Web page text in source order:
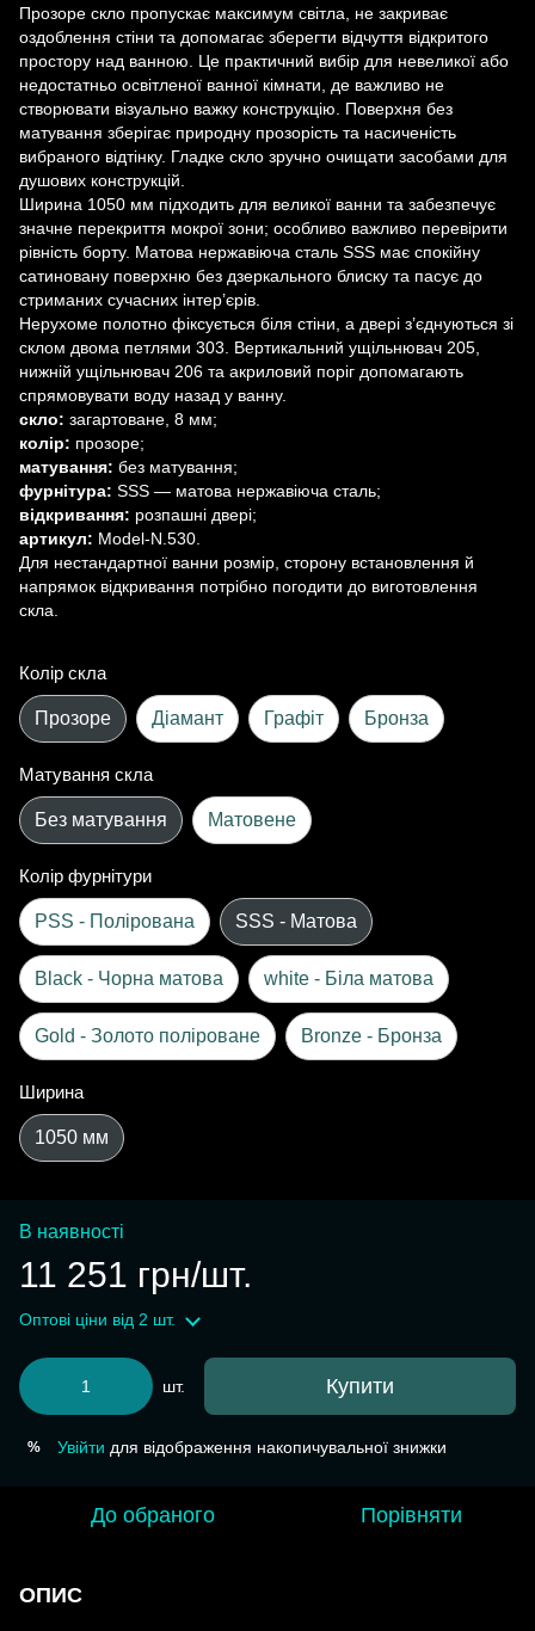
Прозоре скло пропускає максимум світла, не закриває
оздоблення стіни та допомагає зберегти відчуття відкритого
простору над ванною. Це практичний вибір для невеликої або
недостатньо освітленої ванної кімнати, де важливо не
створювати візуально важку конструкцію. Поверхня без
матування зберігає природну прозорість та насиченість
вибраного відтінку. Гладке скло зручно очищати засобами для
душових конструкцій.
Ширина 1050 мм підходить для великої ванни та забезпечує
значне перекриття мокрої зони; особливо важливо перевірити
рівність борту. Матова нержавіюча сталь SSS має спокійну
сатиновану поверхню без дзеркального блиску та пасує до
стриманих сучасних інтер’єрів.
Нерухоме полотно фіксується біля стіни, а двері з’єднуються зі
склом двома петлями 303. Вертикальний ущільнювач 205,
нижній ущільнювач 206 та акриловий поріг допомагають
спрямовувати воду назад у ванну.
скло: загартоване, 8 мм;
колір: прозоре;
матування: без матування;
фурнітура: SSS — матова нержавіюча сталь;
відкривання: розпашні двері;
артикул: Model-N.530.
Для нестандартної ванни розмір, сторону встановлення й
напрямок відкривання потрібно погодити до виготовлення
скла.
Колір скла
Прозоре Діамант Графіт Бронза
Матування скла
Без матування Матовене
Колір фурнітури
PSS - Полірована SSS - Матова
Black - Чорна матова white - Біла матова
Gold - Золото поліроване Bronze - Бронза
Ширина
1050 мм
В наявності
11 251 грн/шт.
Оптові ціни від 2 шт.
шт. Купити
% Увійти для відображення накопичувальної знижки
До обраного Порівняти
ОПИС